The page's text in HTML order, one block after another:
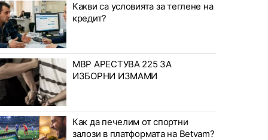
Какви са условията за теглене на
кредит?
МВР АРЕСТУВА 225 ЗА
ИЗБОРНИ ИЗМАМИ
Как да печелим от спортни
залози в платформата на Betvam?